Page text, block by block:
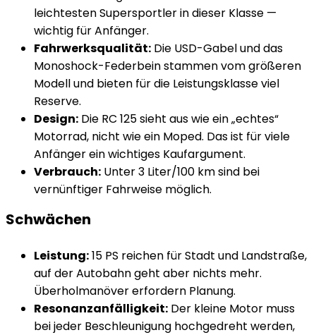
leichtesten Supersportler in dieser Klasse —
wichtig für Anfänger.
Fahrwerksqualität: Die USD-Gabel und das
Monoshock-Federbein stammen vom größeren
Modell und bieten für die Leistungsklasse viel
Reserve.
Design: Die RC 125 sieht aus wie ein „echtes“
Motorrad, nicht wie ein Moped. Das ist für viele
Anfänger ein wichtiges Kaufargument.
Verbrauch: Unter 3 Liter/100 km sind bei
vernünftiger Fahrweise möglich.
Schwächen
Leistung:15 PS reichen für Stadt und Landstraße,
auf der Autobahn geht aber nichts mehr.
Überholmanöver erfordern Planung.
Resonanzanfälligkeit: Der kleine Motor muss
bei jeder Beschleunigung hochgedreht werden,